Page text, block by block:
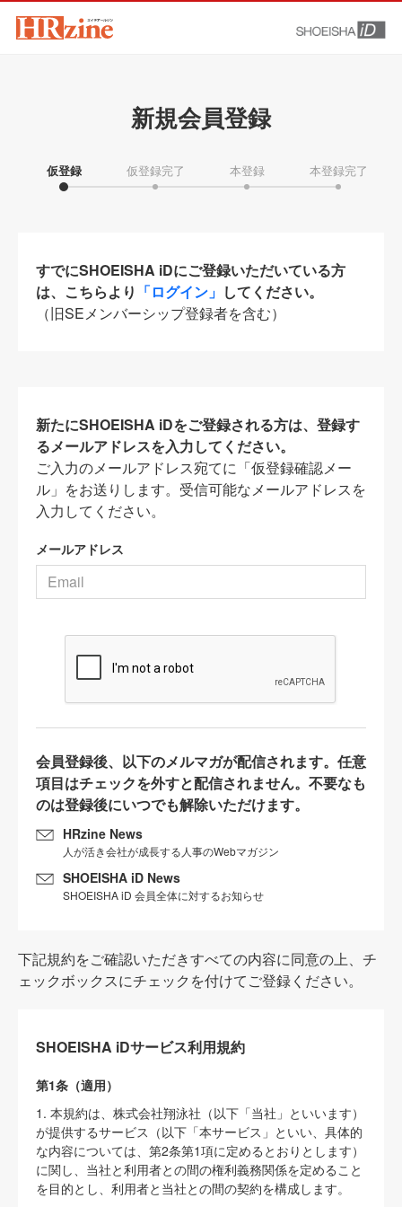
新規会員登録
仮登録 仮登録完了 本登録 本登録完了
すでにSHOEISHA iDにご登録いただいている方
は、こちらより 「ログイン」 してください。
（旧SEメンバーシップ登録者を含む）
新たにSHOEISHA iDをご登録される方は、登録す
るメールアドレスを入力してください。
ご入力のメールアドレス宛てに「仮登録確認メー
ル」をお送りします。受信可能なメールアドレスを
入力してください。
メールアドレス
会員登録後、以下のメルマガが配信されます。任意
項目はチェックを外すと配信されません。不要なも
のは登録後にいつでも解除いただけます。
HRzine News
人が活き会社が成長する人事のWebマガジン
SHOEISHA iD News
SHOEISHA iD 会員全体に対するお知らせ
下記規約をご確認いただきすべての内容に同意の上、チ
ェックボックスにチェックを付けてご登録ください。
SHOEISHA iDサービス利用規約
第1条（適用）
1. 本規約は、株式会社翔泳社（以下「当社」といいます）
が提供するサービス（以下「本サービス」といい、具体的
な内容については、第2条第1項に定めるとおりとします）
に関し、当社と利用者との間の権利義務関係を定めること
を目的とし、利用者と当社との間の契約を構成します。